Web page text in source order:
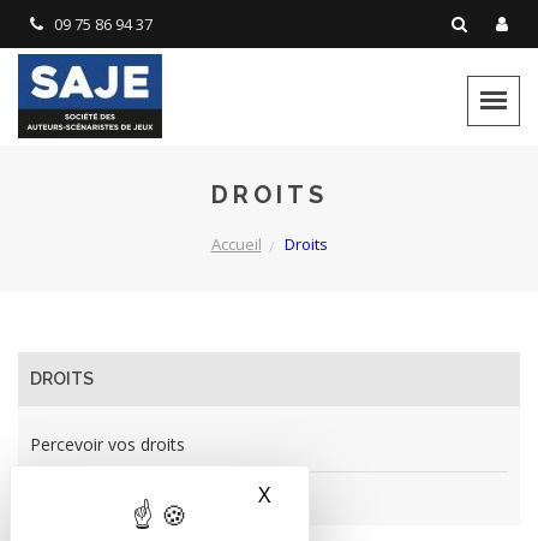
Panneau de gestion des cookies
X
09 75 86 94 37
DROITS
Accueil Droits
DROITS
Percevoir vos droits
Répartir vos droits